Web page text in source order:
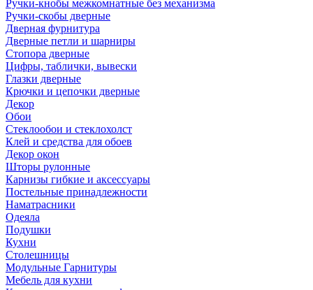
Ручки-кнобы межкомнатные без механизма
Ручки-скобы дверные
Дверная фурнитура
Дверные петли и шарниры
Стопора дверные
Цифры, таблички, вывески
Глазки дверные
Крючки и цепочки дверные
Декор
Обои
Стеклообои и стеклохолст
Клей и средства для обоев
Декор окон
Шторы рулонные
Карнизы гибкие и аксессуары
Постельные принадлежности
Наматрасники
Одеяла
Подушки
Кухни
Столешницы
Модульные Гарнитуры
Мебель для кухни